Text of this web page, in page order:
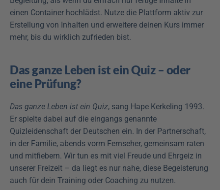
einen Container hochlädst. Nutze die Plattform aktiv zur
Erstellung von Inhalten und erweitere deinen Kurs immer
mehr, bis du wirklich zufrieden bist.
Das ganze Leben ist ein Quiz – oder
eine Prüfung?
Das ganze Leben ist ein Quiz, sang Hape Kerkeling 1993.
Er spielte dabei auf die eingangs genannte
Quizleidenschaft der Deutschen ein. In der Partnerschaft,
in der Familie, abends vorm Fernseher, gemeinsam raten
und mitfiebern. Wir tun es mit viel Freude und Ehrgeiz in
unserer Freizeit – da liegt es nur nahe, diese Begeisterung
auch für dein Training oder Coaching zu nutzen.